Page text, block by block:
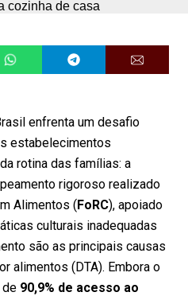
enfrenta um desafio
estabelecimentos
rotina das famílias: a
rigoroso realizado
Alimentos (FoRC), apoiado
culturais inadequadas
são as principais causas
alimentos (DTA). Embora o
de 90,9% de acesso ao